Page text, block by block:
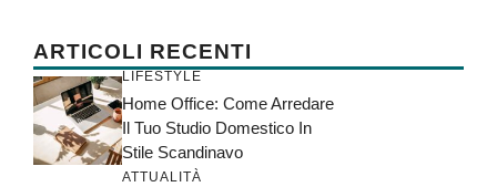
ARTICOLI RECENTI
LIFESTYLE
Home Office: Come Arredare
Il Tuo Studio Domestico In
Stile Scandinavo
ATTUALITÀ